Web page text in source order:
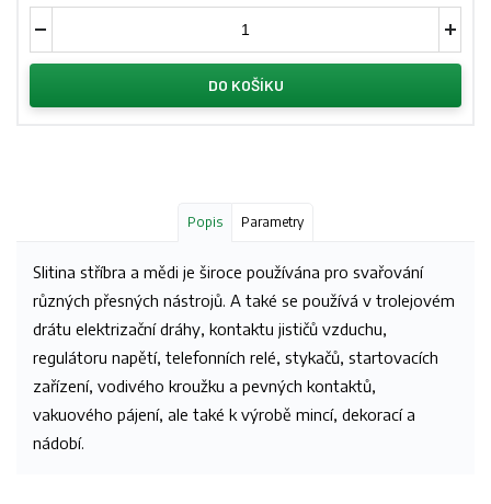
DO KOŠÍKU
Popis Parametry
Slitina stříbra a mědi je široce používána pro svařování
různých přesných nástrojů. A také se používá v trolejovém
drátu elektrizační dráhy, kontaktu jističů vzduchu,
regulátoru napětí, telefonních relé, stykačů, startovacích
zařízení, vodivého kroužku a pevných kontaktů,
vakuového pájení, ale také k výrobě mincí, dekorací a
nádobí.